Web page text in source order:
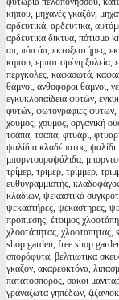
κήπου, μηχανές γκαζόν,
αρδευτικά, αρδευτικα,
αρδευτικα δικτυα, πότισμα
απ, πόπ άπ, εκτοξευτήρες,
κήπου, εμποτισμένη ξυλεία,
περγκολες, καφασωτά,
θάμνοι, ανθοφοροι θαμνοι,
εγκυκλοπαίδεια φυτών,
φυτών, φωτογραφιες
χούμος, χουμος, οργανική
τσάπα, τσαπα, φτυάρι,
ψαλίδια κλαδέματος,
μπορντουροψάλιδα,
τρίμερ, τριμερ, τρίμμερ,
ευθυγραμμιστής,
κλαδιων, ψεκαστικά
ψεκαστήρες, ψεκαστηρες,
προπιεσης, έτοιμος
χλοοτάπητας,
shop garden, free shop
σπορόφυτα, βελτιωτικα
γκαζον, ακαρεοκτόνα,
πατατοσπορος, σακοι
γραναζωτα γηπέδων,